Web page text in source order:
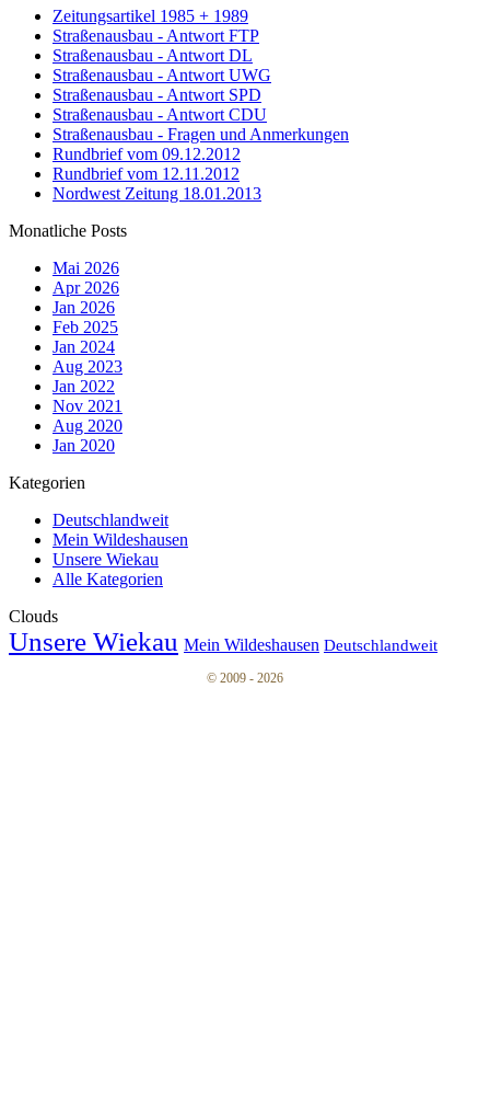
Zeitungsartikel 1985 + 1989
Straßenausbau - Antwort FTP
Straßenausbau - Antwort DL
Straßenausbau - Antwort UWG
Straßenausbau - Antwort SPD
Straßenausbau - Antwort CDU
Straßenausbau - Fragen und Anmerkungen
Rundbrief vom 09.12.2012
Rundbrief vom 12.11.2012
Nordwest Zeitung 18.01.2013
Monatliche Posts
Mai 2026
Apr 2026
Jan 2026
Feb 2025
Jan 2024
Aug 2023
Jan 2022
Nov 2021
Aug 2020
Jan 2020
Kategorien
Deutschlandweit
Mein Wildeshausen
Unsere Wiekau
Alle Kategorien
Clouds
Unsere Wiekau Mein Wildeshausen Deutschlandweit
© 2009 - 2026